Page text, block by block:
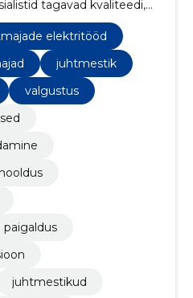
tagavad kvaliteedi,
elektritööd
juhtmestik
valgustus
hooldus
juhtmestikud